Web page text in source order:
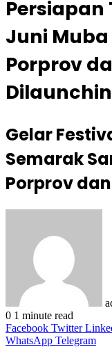
Persiapan
Juni
Porprov
Gelar
Semarak
Porprov
0 1 minute read
Facebook Twitter
WhatsApp Telegram